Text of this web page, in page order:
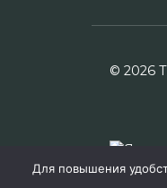
© 2026
Для повышения